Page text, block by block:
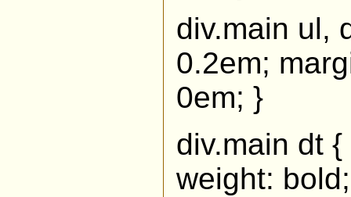
div.main ul,
0.2em;
0em; }
div.main dt
weight: